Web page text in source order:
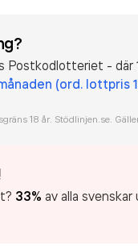
Postkodlotteriet - där
(ord. lottpris
18 år. Stödlinjen.se.
33% av alla